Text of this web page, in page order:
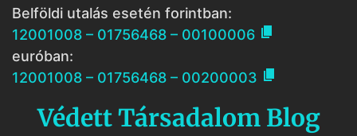
Belföldi utalás esetén forintban:
12001008 – 01756468 – 00100006 
euróban:
12001008 – 01756468 – 00200003 
Védett Társadalom Blog